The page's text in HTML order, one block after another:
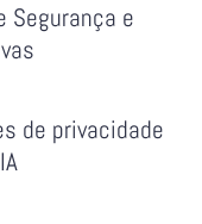
Segurança e
de privacidade